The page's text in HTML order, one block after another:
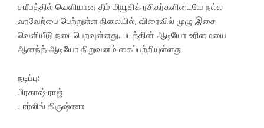
சமீபத்தில் வெளியான தீம் மியூசிக் ரசிகர்களிடையே நல்ல
வரவேற்பை பெற்றுள்ள நிலையில், விரைவில் முழு இசை
வெளியீடு நடைபெறவுள்ளது. படத்தின் ஆடியோ உரிமையை
ஆனந்த் ஆடியோ நிறுவனம் கைப்பற்றியுள்ளது.
நடிப்பு:
பிரகாஷ் ராஜ்
டார்லிங் கிருஷ்ணா